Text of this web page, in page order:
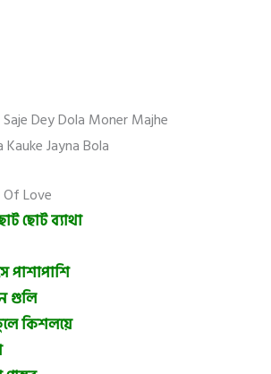
Dey Dola Moner Majhe
Jayna Bola
Of Love
ছোট ব্যাথা
পাশাপাশি
গুলি
কিশলয়ে